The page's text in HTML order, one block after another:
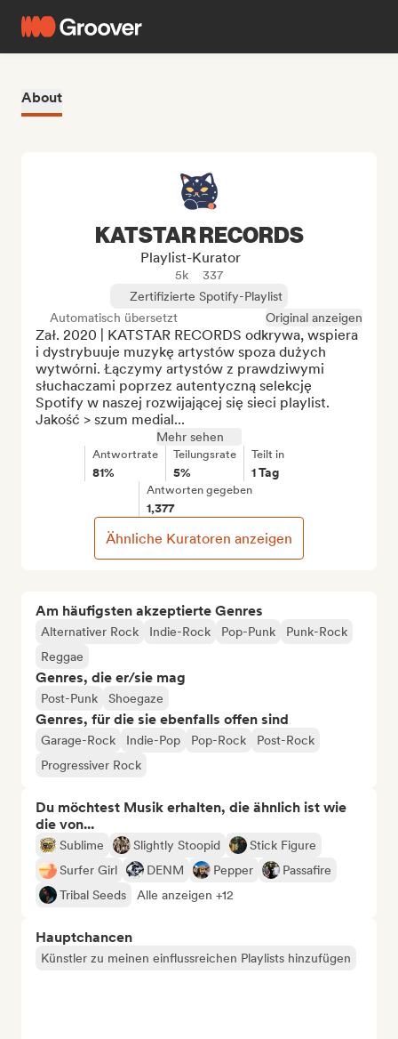
About
Am häufigsten akzeptierte Genres
Alternativer Rock Indie-Rock Pop-Punk
Punk-Rock
Reggae
Genres, die er/sie mag
Post-Punk Shoegaze
Genres, für die sie ebenfalls offen sind
Garage-Rock Indie-Pop Pop-Rock
Post-Rock
Progressiver Rock
Du möchtest Musik erhalten, die ähnlich ist wie
die von...
Sublime Slightly Stoopid
Stick Figure
Surfer Girl
DENM Pepper
Passafire
Tribal Seeds
Alle anzeigen +12
Hauptchancen
Künstler zu meinen einflussreichen Playlists hinzufügen
KATSTAR RECORDS
Playlist-Kurator
5k
337
Zertifizierte Spotify-Playlist
Automatisch übersetzt
Original anzeigen
Zał. 2020 | KATSTAR RECORDS odkrywa, wspiera
i dystrybuuje muzykę artystów spoza dużych
wytwórni. Łączymy artystów z prawdziwymi
słuchaczami poprzez autentyczną selekcję
Spotify w naszej rozwijającej się sieci playlist.
Jakość > szum medial...
Mehr sehen
Antwortrate
81%
Teilungsrate
5%
Teilt in
1 Tag
Antworten gegeben
1,377
Ähnliche Kuratoren anzeigen